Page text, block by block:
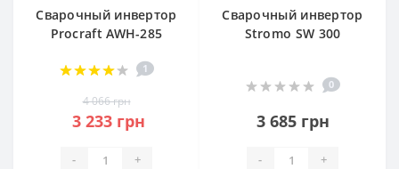
Сварочный инвертор
Procraft AWH-285
1
4 066 грн
3 233 грн
- +
Сварочный инвертор
Stromo SW 300
0
3 685 грн
- +